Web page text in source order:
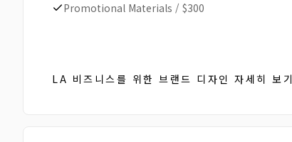
Promotional Materials / $300
LA 비즈니스를 위한 브랜드 디자인 자세히 보기